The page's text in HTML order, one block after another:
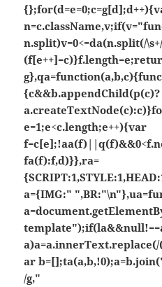
n.split)v=0<=da(n.split(/
{c&&b.appendChild(p(c)?
e=1;e<c.length;e++){var
fa(f):f,d)}},ra=
a={IMG:"
ar
/g,"